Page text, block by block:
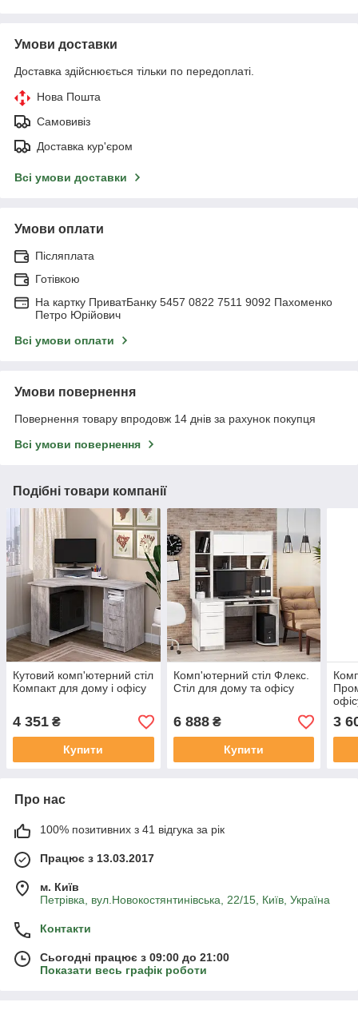
Умови доставки
Доставка здійснюється тільки по передоплаті.
Нова Пошта
Самовивіз
Доставка кур'єром
Всі умови доставки
Умови оплати
Післяплата
Готівкою
На картку ПриватБанку 5457 0822 7511 9092 Пахоменко
Петро Юрійович
Всі умови оплати
Умови повернення
Повернення товару впродовж 14 днів за рахунок покупця
Всі умови повернення
Подібні товари компанії
Кутовий комп'ютерний стіл
Компакт для дому і офісу
4 351 ₴
Купити
Комп'ютерний стіл Флекс.
Стіл для дому та офісу
6 888₴
Купити
3
Про нас
100% позитивних з 41 відгука за рік
Працює з 13.03.2017
м. Київ
Петрівка, вул.Новокостянтинівська, 22/15, Київ, Україна
Контакти
Сьогодні працює з 09:00 до 21:00
Показати весь графік роботи